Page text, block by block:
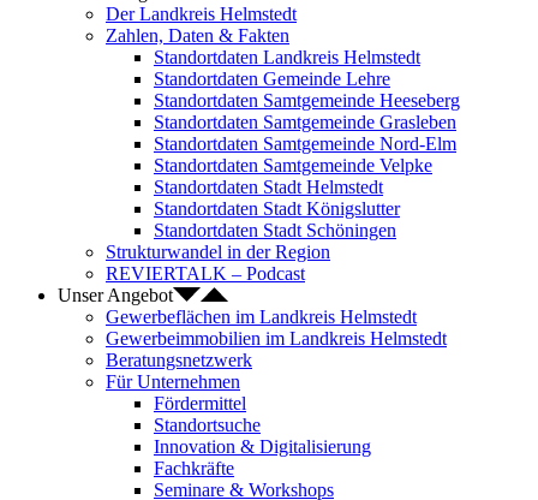
Der Landkreis Helmstedt
Zahlen, Daten & Fakten
Standortdaten Landkreis Helmstedt
Standortdaten Gemeinde Lehre
Standortdaten Samtgemeinde Heeseberg
Standortdaten Samtgemeinde Grasleben
Standortdaten Samtgemeinde Nord-Elm
Standortdaten Samtgemeinde Velpke
Standortdaten Stadt Helmstedt
Standortdaten Stadt Königslutter
Standortdaten Stadt Schöningen
Strukturwandel in der Region
REVIERTALK – Podcast
Unser Angebot
Gewerbeflächen im Landkreis Helmstedt
Gewerbeimmobilien im Landkreis Helmstedt
Beratungsnetzwerk
Für Unternehmen
Fördermittel
Standortsuche
Innovation & Digitalisierung
Fachkräfte
Seminare & Workshops